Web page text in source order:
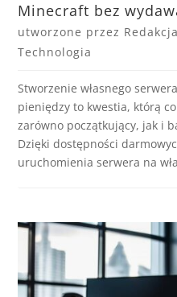
Minecraft bez
utworzone przez
Technologia
Stworzenie własnego
pieniędzy to kwestia, którą
zarówno początkujący, jak i
Dzięki dostępności
uruchomienia serwera na